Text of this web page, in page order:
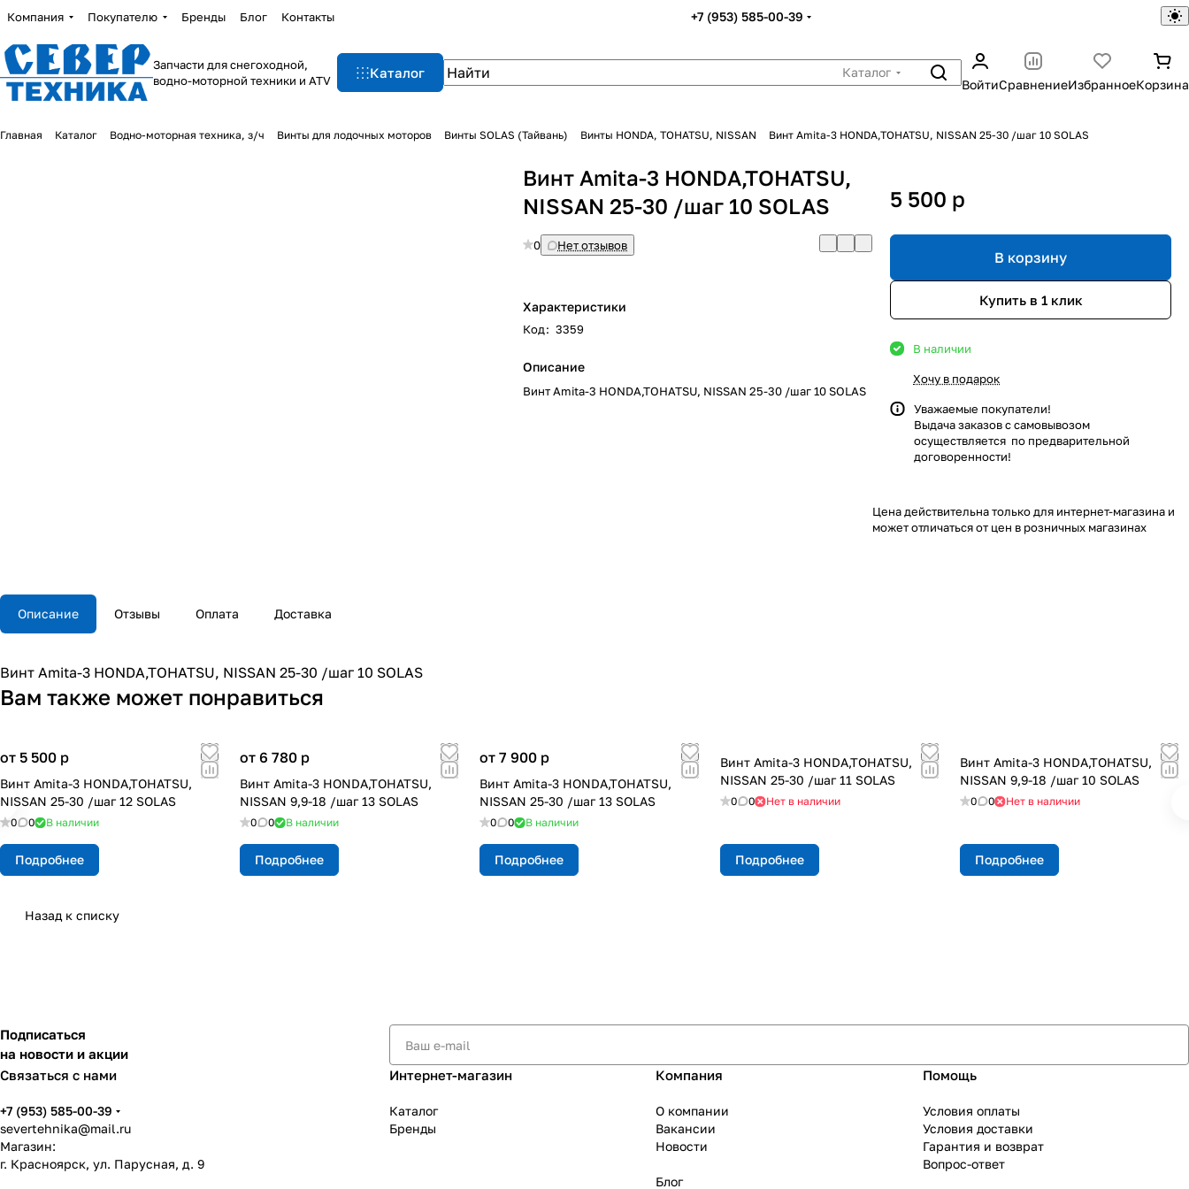
Компания Покупателю Бренды Блог Контакты +7 (953) 585-00-39
Запчасти для снегоходной,
водно-моторной техники и ATV
Каталог
Каталог
ВойтиСравнениеИзбранноеКорзина
Главная Каталог Водно-моторная техника, з/ч Винты для лодочных моторов Винты SOLAS (Тайвань) Винты HONDA, TOHATSU, NISSAN Винт Amita-3 HONDA,TOHATSU, NISSAN 25-30 /шаг 10 SOLAS
Винт Amita-3 HONDA,TOHATSU,
NISSAN 25-30 /шаг 10 SOLAS
0 Нет отзывов
Характеристики
Код: 3359
Описание
Винт Amita-3 HONDA,TOHATSU, NISSAN 25-30 /шаг 10 SOLAS
5 500 p
В корзину
Купить в 1 клик
В наличии
Хочу в подарок
Уважаемые покупатели!
Выдача заказов с самовывозом
осуществляется по предварительной
договоренности!
Цена действительна только для интернет-магазина и
может отличаться от цен в розничных магазинах
Описание Отзывы Оплата Доставка
Винт Amita-3 HONDA,TOHATSU, NISSAN 25-30 /шаг 10 SOLAS
Вам также может понравиться
от 5 500 p
Винт Amita-3 HONDA,TOHATSU,
NISSAN 25-30 /шаг 12 SOLAS
0 0 В наличии
Подробнее
от 6 780 p
Винт Amita-3 HONDA,TOHATSU,
NISSAN 9,9-18 /шаг 13 SOLAS
0 0 В наличии
Подробнее
от 7 900 p
Винт Amita-3 HONDA,TOHATSU,
NISSAN 25-30 /шаг 13 SOLAS
0 0 В наличии
Подробнее
Винт Amita-3 HONDA,TOHATSU,
NISSAN 25-30 /шаг 11 SOLAS
0 0 Нет в наличии
Подробнее
Винт Amita-3 HONDA,TOHATSU,
NISSAN 9,9-18 /шаг 10 SOLAS
0 0 Нет в наличии
Подробнее
Назад к списку
Подписаться
на новости и акции
Связаться с нами
+7 (953) 585-00-39
severtehnika@mail.ru
Магазин:
г. Красноярск, ул. Парусная, д. 9
Интернет-магазин
Каталог
Бренды
Компания
О компании
Вакансии
Новости
Блог
Помощь
Условия оплаты
Условия доставки
Гарантия и возврат
Вопрос-ответ